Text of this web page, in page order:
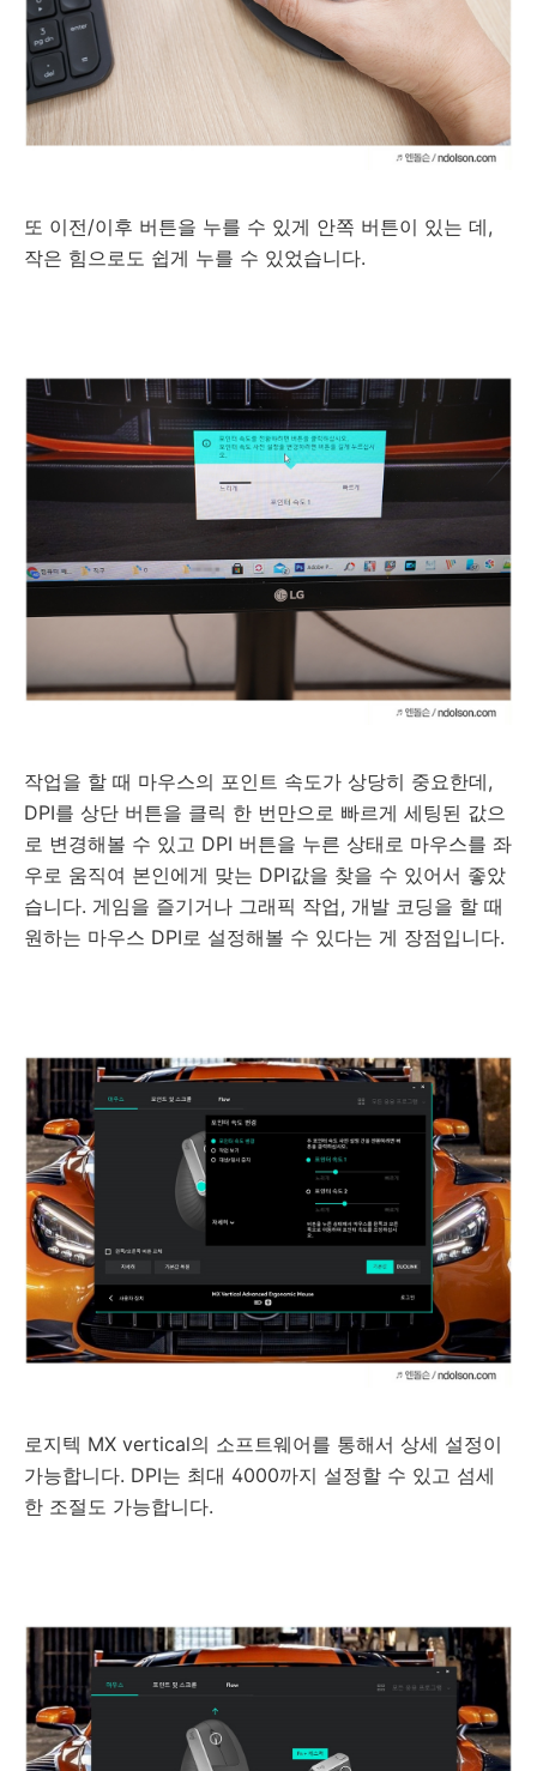
또 이전/이후 버튼을 누를 수 있게 안쪽 버튼이 있는 데,
작은 힘으로도 쉽게 누를 수 있었습니다.
작업을 할 때 마우스의 포인트 속도가 상당히 중요한데,
DPI를 상단 버튼을 클릭 한 번만으로 빠르게 세팅된 값으
로 변경해볼 수 있고 DPI 버튼을 누른 상태로 마우스를 좌
우로 움직여 본인에게 맞는 DPI값을 찾을 수 있어서 좋았
습니다. 게임을 즐기거나 그래픽 작업, 개발 코딩을 할 때
원하는 마우스 DPI 로 설정해볼 수 있다는 게 장점입니다.
로지텍 MX vertical의 소프트웨어를 통해서 상세 설정이
가능합니다. DPI는 최대 4000까지 설정할 수 있고 섬세
한 조절도 가능합니다.